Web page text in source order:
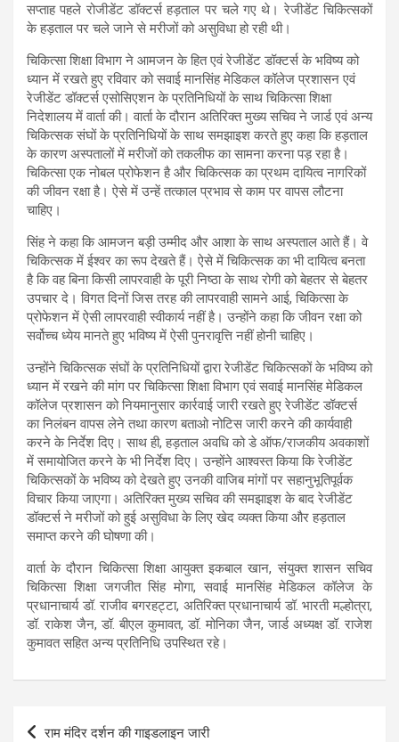
सप्ताह पहले रोजीडेंट डॉक्टर्स हड़ताल पर चले गए थे। रेजीडेंट चिकित्सकों
के हड़ताल पर चले जाने से मरीजों को असुविधा हो रही थी।
चिकित्सा शिक्षा विभाग ने आमजन के हित एवं रेजीडेंट डॉक्टर्स के भविष्य को
ध्यान में रखते हुए रविवार को सवाई मानसिंह मेडिकल कॉलेज प्रशासन एवं
रेजीडेंट डॉक्टर्स एसोसिएशन के प्रतिनिधियों के साथ चिकित्सा शिक्षा
निदेशालय में वार्ता की। वार्ता के दौरान अतिरिक्त मुख्य सचिव ने जार्ड एवं अन्य
चिकित्सक संघों के प्रतिनिधियों के साथ समझाइश करते हुए कहा कि हड़ताल
के कारण अस्पतालों में मरीजों को तकलीफ का सामना करना पड़ रहा है।
चिकित्सा एक नोबल प्रोफेशन है और चिकित्सक का प्रथम दायित्व नागरिकों
की जीवन रक्षा है। ऐसे में उन्हें तत्काल प्रभाव से काम पर वापस लौटना
चाहिए।
सिंह ने कहा कि आमजन बड़ी उम्मीद और आशा के साथ अस्पताल आते हैं। वे
चिकित्सक में ईश्वर का रूप देखते हैं। ऐसे में चिकित्सक का भी दायित्व बनता
है कि वह बिना किसी लापरवाही के पूरी निष्ठा के साथ रोगी को बेहतर से बेहतर
उपचार दे। विगत दिनों जिस तरह की लापरवाही सामने आई, चिकित्सा के
प्रोफेशन में ऐसी लापरवाही स्वीकार्य नहीं है। उन्होंने कहा कि जीवन रक्षा को
सर्वोच्च ध्येय मानते हुए भविष्य में ऐसी पुनरावृत्ति नहीं होनी चाहिए।
उन्होंने चिकित्सक संघों के प्रतिनिधियों द्वारा रेजीडेंट चिकित्सकों के भविष्य को
ध्यान में रखने की मांग पर चिकित्सा शिक्षा विभाग एवं सवाई मानसिंह मेडिकल
कॉलेज प्रशासन को नियमानुसार कार्रवाई जारी रखते हुए रेजीडेंट डॉक्टर्स
का निलंबन वापस लेने तथा कारण बताओ नोटिस जारी करने की कार्यवाही
करने के निर्देश दिए। साथ ही, हड़ताल अवधि को डे ऑफ/राजकीय अवकाशों
में समायोजित करने के भी निर्देश दिए। उन्होंने आश्वस्त किया कि रेजीडेंट
चिकित्सकों के भविष्य को देखते हुए उनकी वाजिब मांगों पर सहानुभूतिपूर्वक
विचार किया जाएगा। अतिरिक्त मुख्य सचिव की समझाइश के बाद रेजीडेंट
डॉक्टर्स ने मरीजों को हुई असुविधा के लिए खेद व्यक्त किया और हड़ताल
समाप्त करने की घोषणा की।
वार्ता के दौरान चिकित्सा शिक्षा आयुक्त इकबाल खान, संयुक्त शासन सचिव
चिकित्सा शिक्षा जगजीत सिंह मोगा, सवाई मानसिंह मेडिकल कॉलेज के
प्रधानाचार्य डॉ. राजीव बगरहट्टा, अतिरिक्त प्रधानाचार्य डॉ. भारती मल्होत्रा,
डॉ. राकेश जैन, डॉ. बीएल कुमावत, डॉ. मोनिका जैन, जार्ड अध्यक्ष डॉ. राजेश
कुमावत सहित अन्य प्रतिनिधि उपस्थित रहे।
Post
राम मंदिर दर्शन की गाइडलाइन जारी